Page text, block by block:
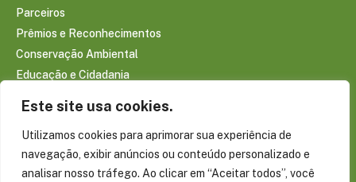
Este site usa cookies.
Utilizamos cookies para aprimorar sua experiência de
navegação, exibir anúncios ou conteúdo personalizado e
analisar nosso tráfego. Ao clicar em “Aceitar todos”, você
Parceiros
Prêmios e Reconhecimentos
Conservação Ambiental
Educação e Cidadania
Sociobioeconomia Amazônica
CONTEÚDOS
Notícias